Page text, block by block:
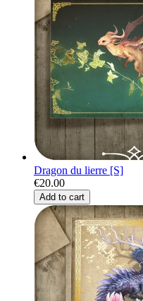
Dragon du lierre [S]
€20.00
Add to cart